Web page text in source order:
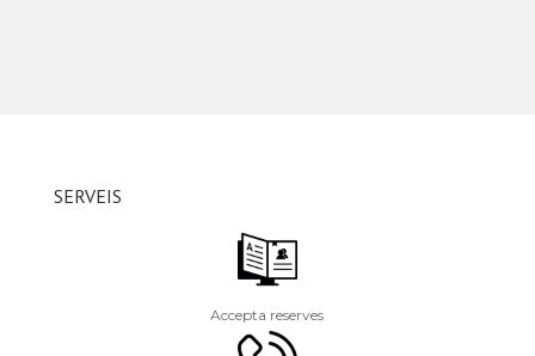
SERVEIS
Accepta reserves